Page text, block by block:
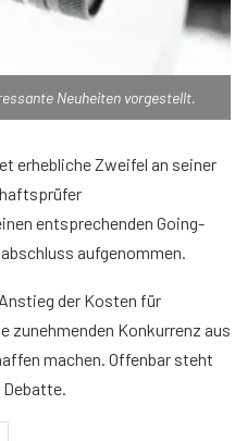
Neuheiten vorgestellt.
erhebliche Zweifel an seiner
entsprechenden Going-
aufgenommen.
der Kosten für
zunehmenden Konkurrenz aus
machen. Offenbar steht
Debatte.